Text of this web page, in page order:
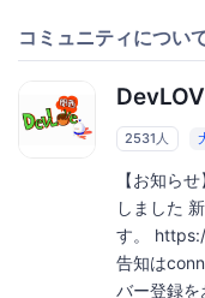
コミュニティについ
2531人
【お知ら
しました
す。
告知は
バー登録を